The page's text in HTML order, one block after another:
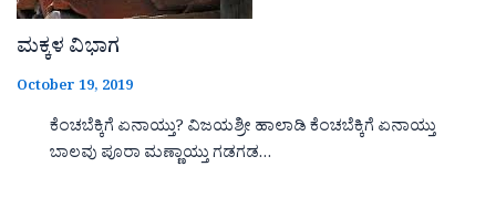
ಮಕ್ಕಳ ವಿಭಾಗ
October 19, 2019
ಕೆಂಚಬೆಕ್ಕಿಗೆ ಏನಾಯ್ತು? ವಿಜಯಶ್ರೀ ಹಾಲಾಡಿ ಕೆಂಚಬೆಕ್ಕಿಗೆ ಏನಾಯ್ತು
ಬಾಲವು ಪೂರಾ ಮಣ್ಣಾಯ್ತು ಗಡಗಡ…